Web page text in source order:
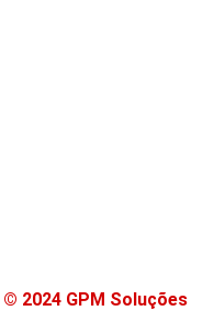
2024 GPM Soluções